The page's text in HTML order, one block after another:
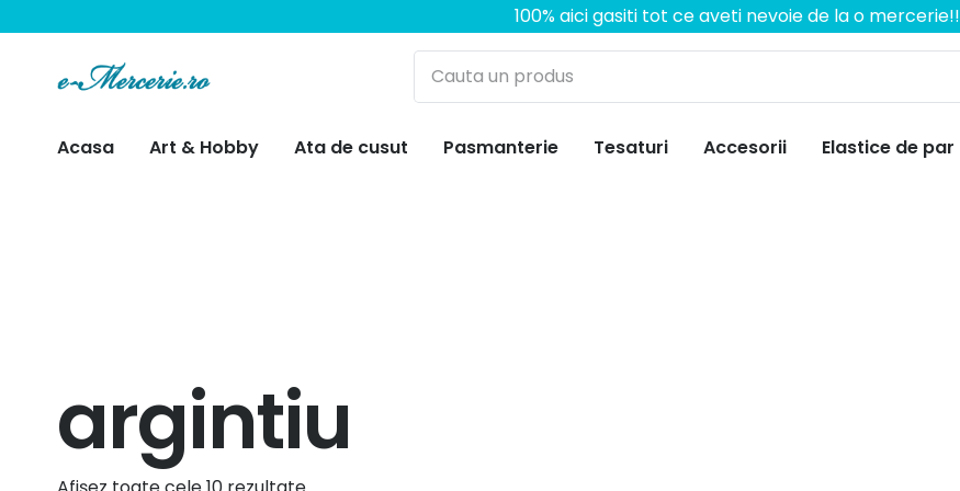
100% aici gasiti tot ce aveti nevoie de la o mercerie!!
Acasa Art & Hobby Ata de cusut Pasmanterie Tesaturi Accesorii Elastice de par
argintiu